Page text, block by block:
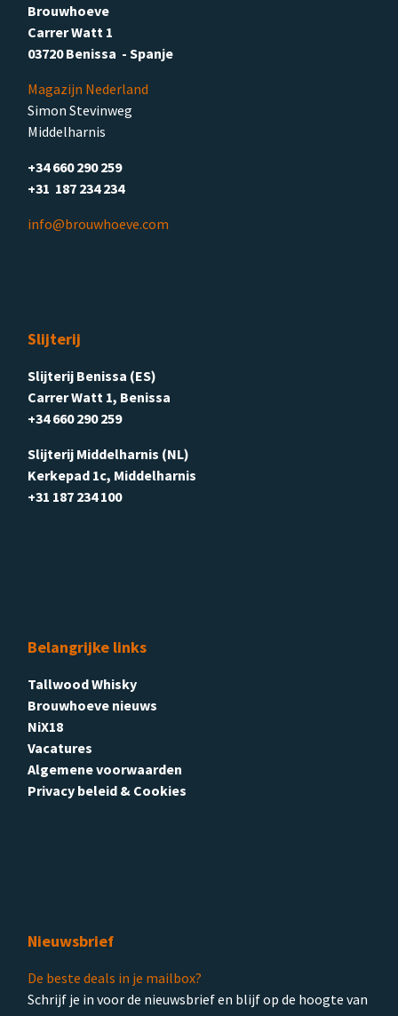
Brouwhoeve
Carrer Watt 1
03720 Benissa - Spanje
Magazijn Nederland
Simon Stevinweg
Middelharnis
+34 660 290 259
+31 187 234 234
info@brouwhoeve.com
Slijterij
Slijterij Benissa (ES)
Carrer Watt 1, Benissa
+34 660 290 259
Slijterij Middelharnis (NL)
Kerkepad 1c, Middelharnis
+31 187 234 100
Belangrijke links
Tallwood Whisky
Brouwhoeve nieuws
NiX18
Vacatures
Algemene voorwaarden
Privacy beleid & Cookies
Nieuwsbrief
De beste deals in je mailbox?
Schrijf je in voor de nieuwsbrief en blijf op de hoogte van